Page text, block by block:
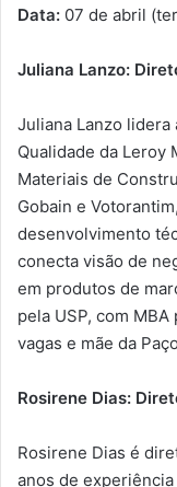
Data: 07 de abril
Juliana Lanzo:
Juliana Lanzo lidera
Qualidade da Leroy
Materiais de
Gobain e
desenvolvimento
conecta visão de
em produtos de
pela USP, com
vagas e mãe da
Rosirene Dias:
Rosirene Dias é
anos de